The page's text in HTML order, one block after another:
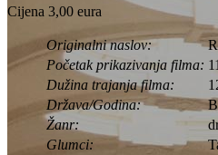
Cijena 3,00 eura
Originalni naslov:
Početak prikazivanja filma:
Dužina trajanja filma:
Država/Godina:
Žanr:
Glumci: